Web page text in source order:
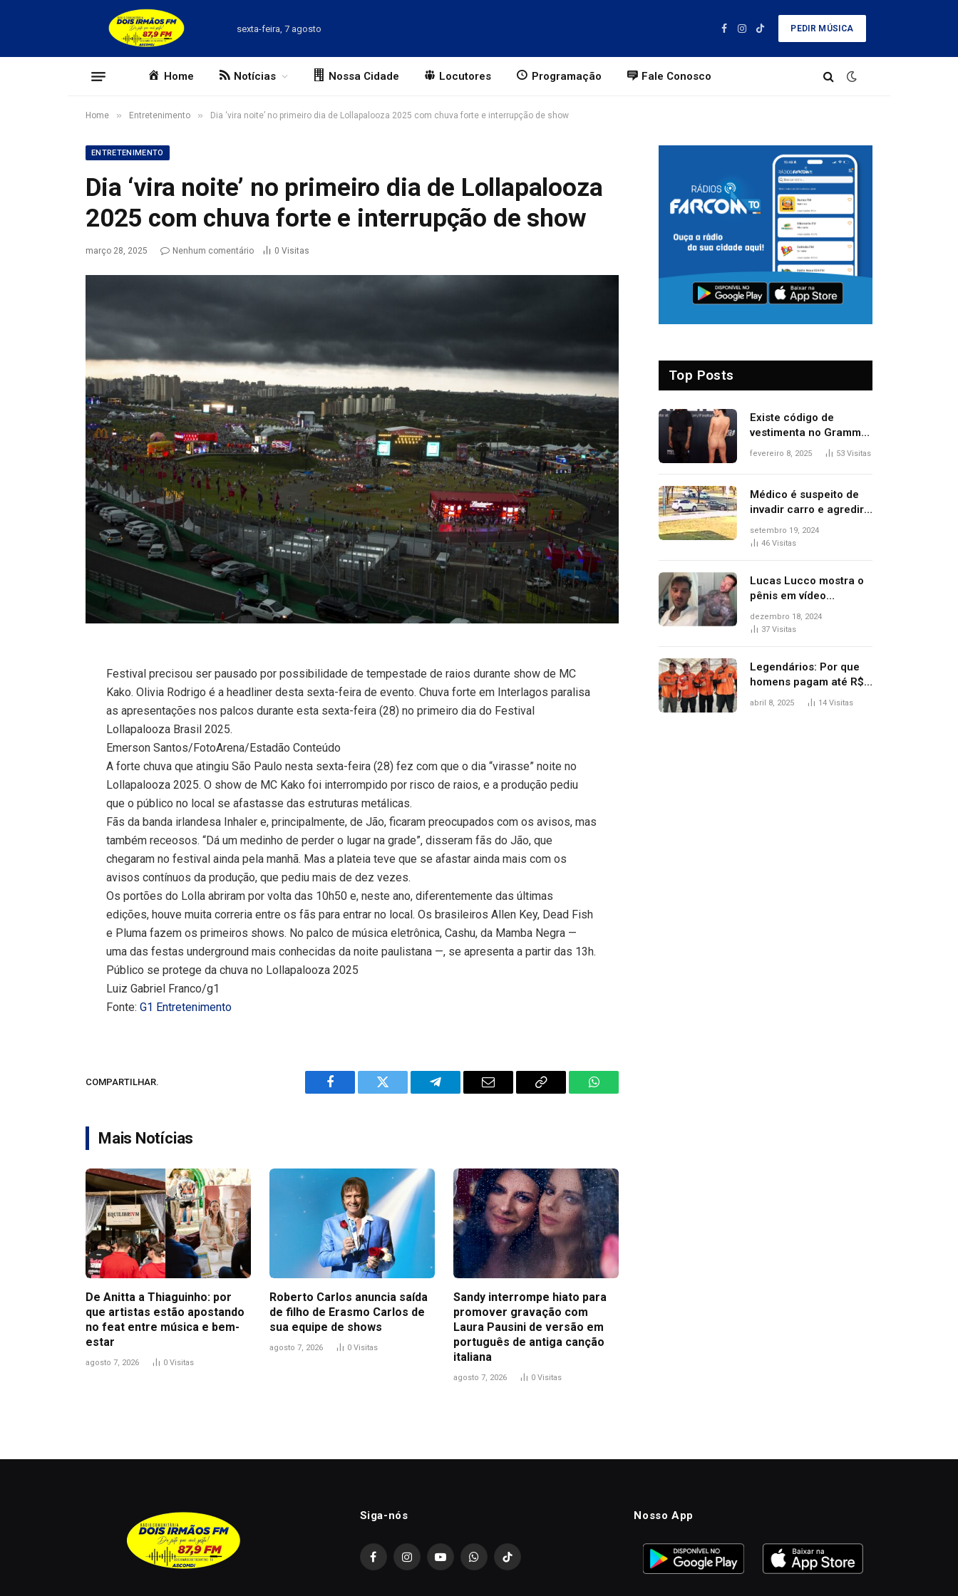
sexta-feira, 7 agosto
Facebook
Instagram
TikTok
PEDIR MÚSICA
Home Notícias Nossa Cidade Locutores Programação Fale Conosco
Home » Entretenimento » Dia ‘vira noite’ no primeiro dia de Lollapalooza 2025 com chuva forte e interrupção de show
ENTRETENIMENTO
Dia ‘vira noite’ no primeiro dia de Lollapalooza
2025 com chuva forte e interrupção de show
março 28, 2025 Nenhum comentário 0 Visitas
Festival precisou ser pausado por possibilidade de tempestade de raios durante show de MC
Kako. Olivia Rodrigo é a headliner desta sexta-feira de evento. Chuva forte em Interlagos paralisa
as apresentações nos palcos durante esta sexta-feira (28) no primeiro dia do Festival
Lollapalooza Brasil 2025.
Emerson Santos/FotoArena/Estadão Conteúdo
A forte chuva que atingiu São Paulo nesta sexta-feira (28) fez com que o dia “virasse” noite no
Lollapalooza 2025. O show de MC Kako foi interrompido por risco de raios, e a produção pediu
que o público no local se afastasse das estruturas metálicas.
Fãs da banda irlandesa Inhaler e, principalmente, de Jão, ficaram preocupados com os avisos, mas
também receosos. “Dá um medinho de perder o lugar na grade”, disseram fãs do Jão, que
chegaram no festival ainda pela manhã. Mas a plateia teve que se afastar ainda mais com os
avisos contínuos da produção, que pediu mais de dez vezes.
Os portões do Lolla abriram por volta das 10h50 e, neste ano, diferentemente das últimas
edições, houve muita correria entre os fãs para entrar no local. Os brasileiros Allen Key, Dead Fish
e Pluma fazem os primeiros shows. No palco de música eletrônica, Cashu, da Mamba Negra —
uma das festas underground mais conhecidas da noite paulistana —, se apresenta a partir das 13h.
Público se protege da chuva no Lollapalooza 2025
Luiz Gabriel Franco/g1
Fonte:G1 Entretenimento
COMPARTILHAR.
Facebook Twitter Telegram Email
Copy
WhatsApp
Mais Notícias
De Anitta a Thiaguinho: por
que artistas estão apostando
no feat entre música e bem-
estar
agosto 7, 2026 0 Visitas
Roberto Carlos anuncia saída
de filho de Erasmo Carlos de
sua equipe de shows
agosto 7, 2026 0 Visitas
Sandy interrompe hiato para
promover gravação com
Laura Pausini de versão em
português de antiga canção
italiana
agosto 7, 2026 0 Visitas
Top Posts
Existe código de
vestimenta no Grammy?
Questionamento surgiu
aparecer nua na
premiação
fevereiro 8, 2025 53 Visitas
Médico é suspeito de
invadir carro e agredir
delegado aposentado
durante confusão no
setembro 19, 2024
46 Visitas
Lucas Lucco mostra o
pênis em vídeo
tomando banho, apaga
post e diz ‘foi mal’
dezembro 18, 2024
37 Visitas
Legendários: Por que
homens pagam até R$
81 mil para subir
abril 8, 2025 14 Visitas
Siga-nós
FacebookInstagramYouTubeWhatsAppTikTok
Nosso App